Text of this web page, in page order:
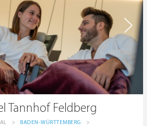
Tannhof Feldberg
> BADEN-WÜRTTEMBERG
>